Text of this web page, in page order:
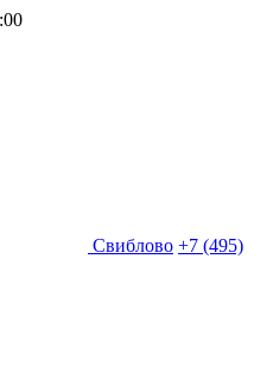
Свиблово +7 (495)